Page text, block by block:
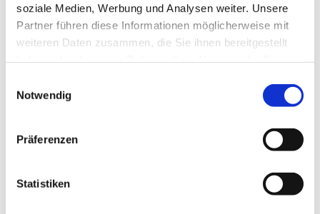
soziale Medien, Werbung und Analysen weiter. Unsere
Partner führen diese Informationen möglicherweise mit
weiteren Daten zusammen, die Sie ihnen bereitgestellt
Notwendig
Präferenzen
Statistiken
Dies könnte Sie auch